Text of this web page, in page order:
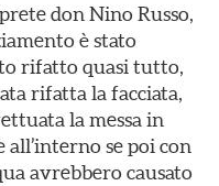
don Nino Russo,
è stato
rifatto quasi tutto,
rifatta la facciata,
la messa in
se poi con
avrebbero causato